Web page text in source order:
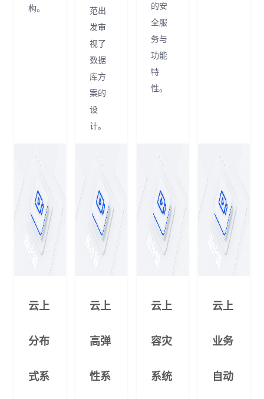
构。
范出
发审
视了
数据
库方
案的
设
计。
的安
全服
务与
功能
特
性。
云上
分布
式系
云上
高弹
性系
云上
容灾
系统
云上
业务
自动